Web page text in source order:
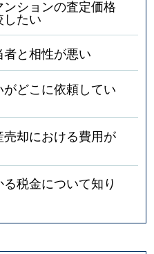
万円 西川口
徒歩9
万円 西川口
徒歩4
万円 西川口
万円 西川口
徒歩4
万円 西川口
徒歩5
ションの査定価格
したい
と相性が悪い
どこに依頼してい
却における費用が
税金について知り